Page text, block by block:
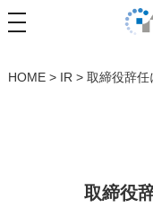
HOME> IR > 取締役辞任
取締役